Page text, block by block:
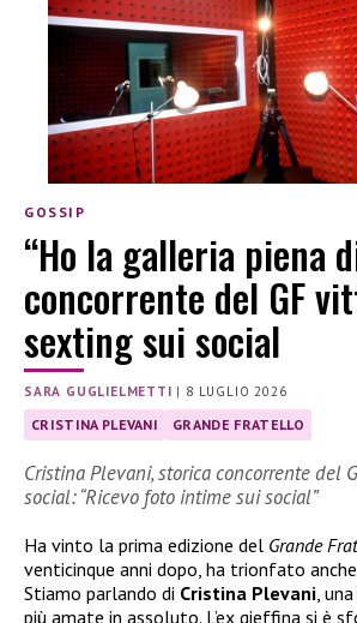
GOSSIP
“Ho la galleria piena
concorrente del GF
sexting sui social
SARA GUGLIELMETTI | 8 LUGLIO 2026
CRISTINA PLEVANI GRANDE FRATELLO
Cristina Plevani, storica concorrente del
social: “Ricevo foto intime sui social”
Ha vinto la prima edizione del Grande
venticinque anni dopo, ha trionfato
Stiamo parlando di Cristina Plevani ,
più amate in assoluto. L’ex gieffina si è